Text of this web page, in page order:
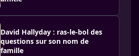
David Hallyday : ras-le-bol des
questions sur son nom de
famille